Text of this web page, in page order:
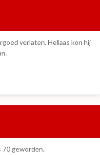
verlaten. Hellaas kon hij
70 geworden.